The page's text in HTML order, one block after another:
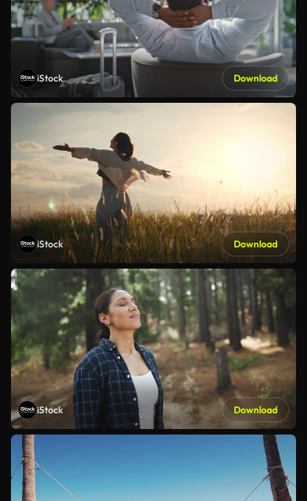
iStock Download
iStock Download
iStock Download